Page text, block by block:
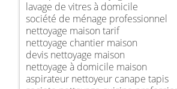
lavage de vitres à domicile
société de ménage professionnel
nettoyage maison tarif
nettoyage chantier maison
devis nettoyage maison
nettoyage à domicile maison
aspirateur nettoyeur canape tapis